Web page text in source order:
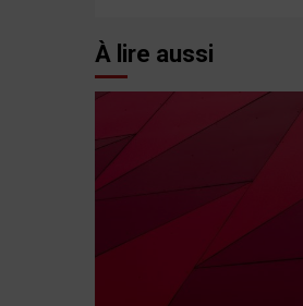
À lire aussi